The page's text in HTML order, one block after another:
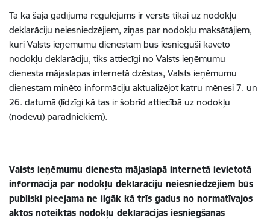
Tā kā šajā gadījumā regulējums ir vērsts tikai uz nodokļu
deklarāciju neiesniedzējiem, ziņas par nodokļu maksātājiem,
kuri Valsts ieņēmumu dienestam būs iesnieguši kavēto
nodokļu deklarāciju, tiks attiecīgi no Valsts ieņēmumu
dienesta mājaslapas internetā dzēstas, Valsts ieņēmumu
dienestam minēto informāciju aktualizējot katru mēnesi 7. un
26. datumā (līdzīgi kā tas ir šobrīd attiecībā uz nodokļu
(nodevu) parādniekiem).
Valsts ieņēmumu dienesta mājaslapā internetā ievietotā
informācija par nodokļu deklarāciju neiesniedzējiem būs
publiski pieejama ne ilgāk kā trīs gadus no normatīvajos
aktos noteiktās nodokļu deklarācijas iesniegšanas